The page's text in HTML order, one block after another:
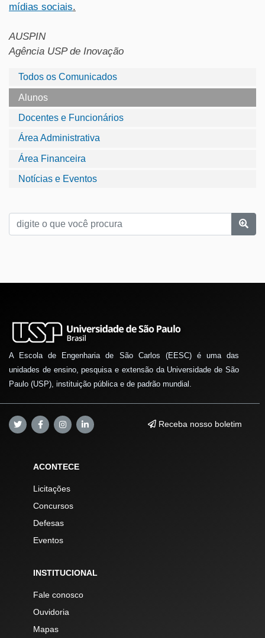
Todos os Comunicados
Alunos
Docentes e Funcionários
Área Administrativa
Área Financeira
Notícias e Eventos
mídias sociais.
AUSPIN
Agência USP de Inovação
A Escola de Engenharia de São Carlos (EESC) é uma das
unidades de ensino, pesquisa e extensão da Universidade de São
Paulo (USP), instituição pública e de padrão mundial.
Receba nosso boletim
ACONTECE
Licitações
Concursos
Defesas
Eventos
INSTITUCIONAL
Fale conosco
Ouvidoria
Mapas